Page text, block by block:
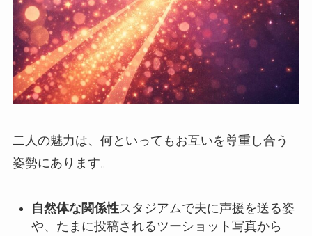
二人の魅力は、何といってもお互いを尊重し合う
姿勢にあります。
自然体な関係性スタジアムで夫に声援を送る姿
や、たまに投稿されるツーショット写真から